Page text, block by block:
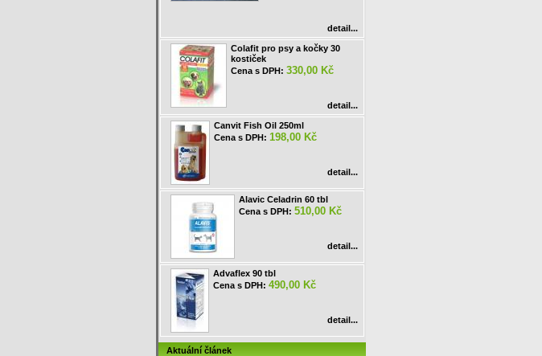
detail...
Colafit pro psy a kočky 30
kostiček
Cena s DPH: 330,00 Kč
detail...
Canvit Fish Oil 250ml
Cena s DPH: 198,00 Kč
detail...
Alavic Celadrin 60 tbl
Cena s DPH: 510,00 Kč
detail...
Advaflex 90 tbl
Cena s DPH: 490,00 Kč
detail...
Aktuální článek